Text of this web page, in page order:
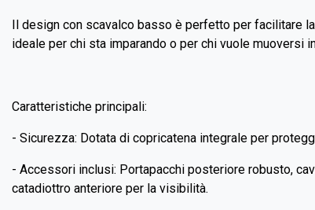
Il design con scavalco basso è perfetto per facilitare
ideale per chi sta imparando o per chi vuole muoversi
Caratteristiche principali:
- Sicurezza: Dotata di copricatena integrale per
- Accessori inclusi: Portapacchi posteriore robusto,
catadiottro anteriore per la visibilità.